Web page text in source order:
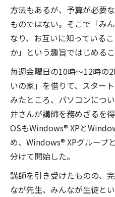
方法もあるが、予算が必要
ものではない。そこで「み
なり、お互いに知っている
か」という趣旨ではじめるこ
毎週金曜日の10時〜12時の
いの家」を借りて、スター
みたところ、パソコンにつ
井さんが講師を務めざるを
OSもWindows® XPと
め、Windows® XPグループ
分けて開始した。
講師を引き受けたものの、
なが先生、みんなが生徒と